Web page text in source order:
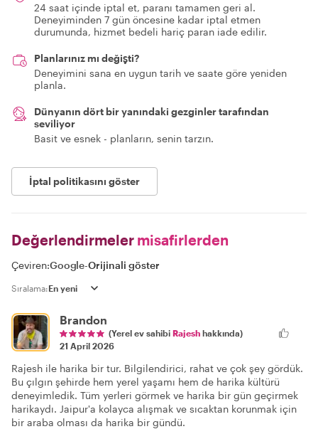
24 saat içinde iptal et, paranı tamamen geri al.
Deneyiminden 7 gün öncesine kadar iptal etmen
durumunda, hizmet bedeli hariç paran iade edilir.
Planlarınız mı değişti?
Deneyimini sana en uygun tarih ve saate göre yeniden
planla.
Dünyanın dört bir yanındaki gezginler tarafından
seviliyor
Basit ve esnek - planların, senin tarzın.
İptal politikasını göster
Değerlendirmeler misafirlerden
Çeviren:Google-Orijinali göster
Sıralama:
Brandon
(Yerel ev sahibi Rajesh hakkında)
21 April 2026
Rajesh ile harika bir tur. Bilgilendirici, rahat ve çok şey gördük.
Bu çılgın şehirde hem yerel yaşamı hem de harika kültürü
deneyimledik. Tüm yerleri görmek ve harika bir gün geçirmek
harikaydı. Jaipur'a kolayca alışmak ve sıcaktan korunmak için
bir araba olması da harika bir gündü.